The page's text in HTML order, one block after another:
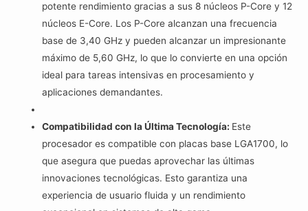
potente rendimiento gracias a sus 8 núcleos P-Core y 12
núcleos E-Core. Los P-Core alcanzan una frecuencia
base de 3,40 GHz y pueden alcanzar un impresionante
máximo de 5,60 GHz, lo que lo convierte en una opción
ideal para tareas intensivas en procesamiento y
aplicaciones demandantes.
Compatibilidad con la Última Tecnología: Este
procesador es compatible con placas base LGA1700, lo
que asegura que puedas aprovechar las últimas
innovaciones tecnológicas. Esto garantiza una
experiencia de usuario fluida y un rendimiento